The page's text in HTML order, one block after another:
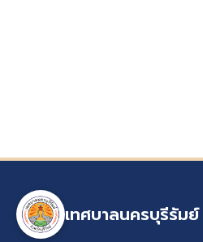
เทศบาลนครบุรีรัมย์